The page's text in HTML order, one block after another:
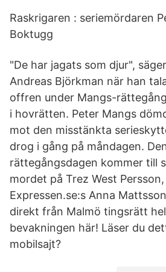
Raskrigaren : seriemördaren
Boktugg
"De har jagats som djur",
Andreas Björkman när han
offren under Mangs-
i hovrätten. Peter Mangs
mot den misstänkta
drog i gång på måndagen.
rättegångsdagen kommer till
mordet på Trez West
Expressen.se:s Anna
direkt från Malmö tingsrätt
bevakningen här! Läser du
mobilsajt?